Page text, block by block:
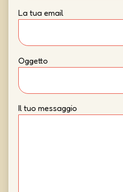
La tua email
Oggetto
Il tuo messaggio